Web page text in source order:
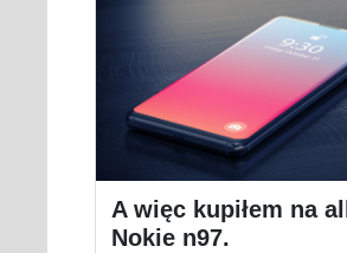
A więc kupiłem na
Nokie n97.